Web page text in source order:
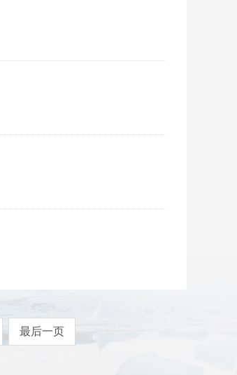
最后一页